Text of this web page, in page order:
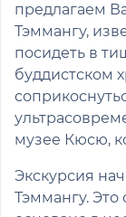
предлагаем
Тэммангу,
посидеть в
буддистском
музее Кюсю,
Экскурсия
Тэммангу.